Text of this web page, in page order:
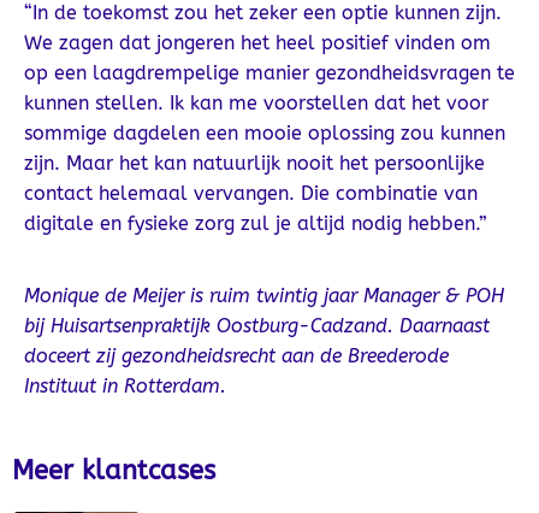
“In de toekomst zou het zeker een optie kunnen zijn.
We zagen dat jongeren het heel positief vinden om
op een laagdrempelige manier gezondheidsvragen te
kunnen stellen. Ik kan me voorstellen dat het voor
sommige dagdelen een mooie oplossing zou kunnen
zijn. Maar het kan natuurlijk nooit het persoonlijke
contact helemaal vervangen. Die combinatie van
digitale en fysieke zorg zul je altijd nodig hebben.”
Monique de Meijer is ruim twintig jaar Manager & POH
bij Huisartsenpraktijk Oostburg-Cadzand. Daarnaast
doceert zij gezondheidsrecht aan de Breederode
Instituut in Rotterdam.
Meer klantcases